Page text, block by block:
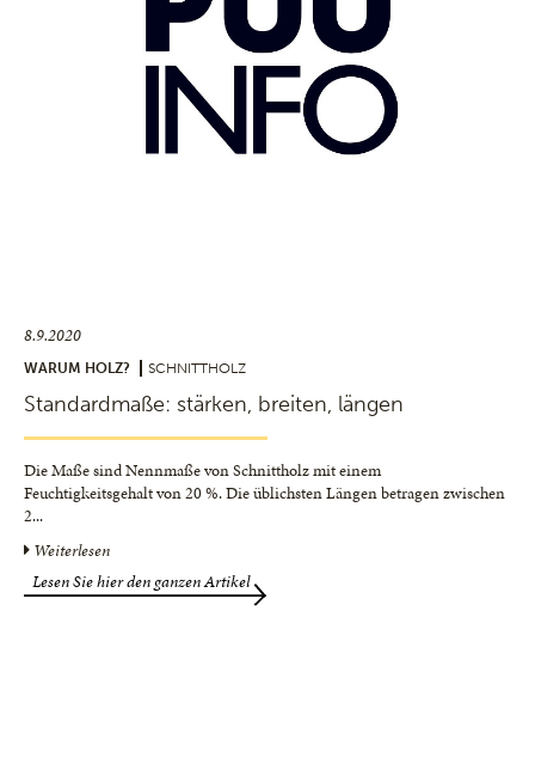
8.9.2020
WARUM HOLZ? SCHNITTHOLZ
Standardmaße: stärken, breiten, längen
Die Maße sind Nennmaße von Schnittholz mit einem
Feuchtigkeitsgehalt von 20 %. Die üblichsten Längen betragen zwischen
2...
Weiterlesen
Lesen Sie hier den ganzen Artikel